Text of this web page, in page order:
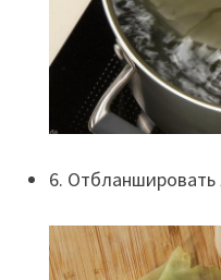
6. Отбланшировать